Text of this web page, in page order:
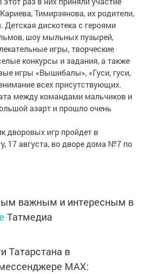
Тимирзянова, их родители,
дискотека с героями
шоу мыльных пузырей,
игры, творческие
конкурсы и задания, а также
игры «Вышибалы», «Гуси, гуси,
всех присутствующих.
между командами мальчиков и
азарт и прошло очень
дворовых игр пройдет в
17 августа, во дворе дома №7 по
важным и интересным в
Татмедиа
Татарстана в
MАХ: